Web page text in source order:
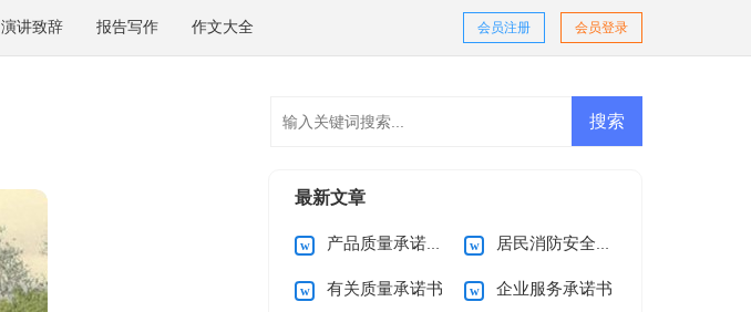
演讲致辞 报告写作 作文大全 会员登录
会员注册
最新文章
产品质量承诺书15篇 居民消防安全的承诺书
有关质量承诺书 企业服务承诺书